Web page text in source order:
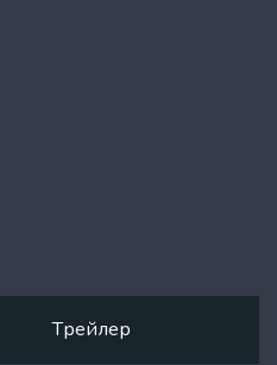
Трейлер